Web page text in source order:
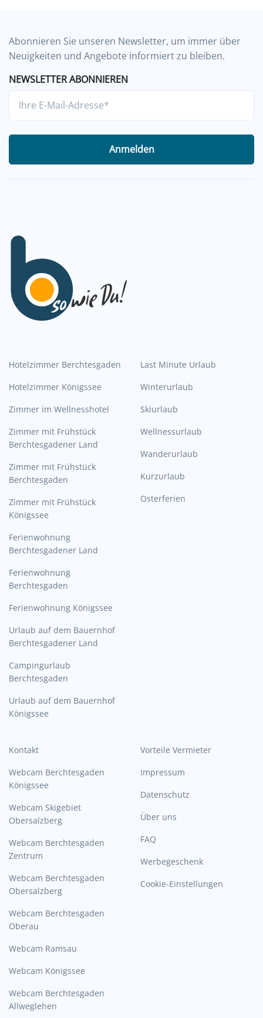
Abonnieren Sie unseren Newsletter, um immer über
Neuigkeiten und Angebote informiert zu bleiben.
NEWSLETTER ABONNIEREN
Anmelden
Hotelzimmer Berchtesgaden
Hotelzimmer Königssee
Zimmer im Wellnesshotel
Zimmer mit Frühstück
Berchtesgadener Land
Zimmer mit Frühstück
Berchtesgaden
Zimmer mit Frühstück
Königssee
Ferienwohnung
Berchtesgadener Land
Ferienwohnung
Berchtesgaden
Ferienwohnung Königssee
Urlaub auf dem Bauernhof
Berchtesgadener Land
Campingurlaub
Berchtesgaden
Urlaub auf dem Bauernhof
Königssee
Last Minute Urlaub
Winterurlaub
Skiurlaub
Wellnessurlaub
Wanderurlaub
Kurzurlaub
Osterferien
Kontakt
Webcam Berchtesgaden
Königssee
Webcam Skigebiet
Obersalzberg
Webcam Berchtesgaden
Zentrum
Webcam Berchtesgaden
Obersalzberg
Webcam Berchtesgaden
Oberau
Webcam Ramsau
Webcam Königssee
Webcam Berchtesgaden
Allweglehen
Vorteile Vermieter
Impressum
Datenschutz
Über uns
FAQ
Werbegeschenk
Cookie-Einstellungen